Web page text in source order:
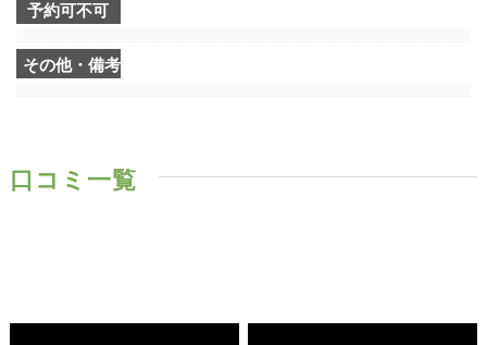
予約可不可
その他・備考
口コミ一覧